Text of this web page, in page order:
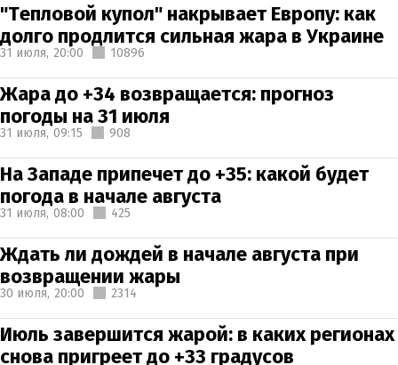
"Тепловой купол" накрывает Европу: как
долго продлится сильная жара в Украине
31 июля, 20:00 10896
Жара до +34 возвращается: прогноз
погоды на 31 июля
31 июля, 09:15 908
На Западе припечет до +35: какой будет
погода в начале августа
31 июля, 08:00 425
Ждать ли дождей в начале августа при
возвращении жары
30 июля, 20:00 2314
Июль завершится жарой: в каких регионах
снова пригреет до +33 градусов